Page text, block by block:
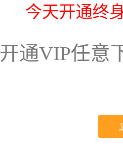
今天开通终
开通VIP任意